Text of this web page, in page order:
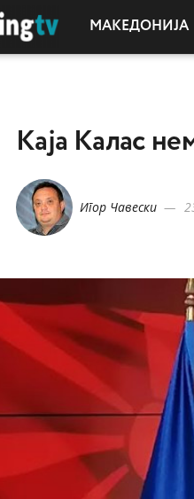
МАКЕДОНИЈА
Kaja Kaлас
Игор Чавески